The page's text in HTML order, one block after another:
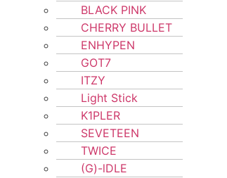
BLACK PINK
CHERRY BULLET
ENHYPEN
GOT7
ITZY
Light Stick
K1PLER
SEVETEEN
TWICE
(G)-lDLE